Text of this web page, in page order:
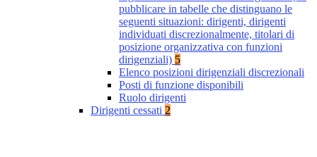
pubblicare in tabelle che distinguano le
seguenti situazioni: dirigenti, dirigenti
individuati discrezionalmente, titolari di
posizione organizzativa con funzioni
dirigenziali) 5
Elenco posizioni dirigenziali discrezionali
Posti di funzione disponibili
Ruolo dirigenti
Dirigenti cessati 2